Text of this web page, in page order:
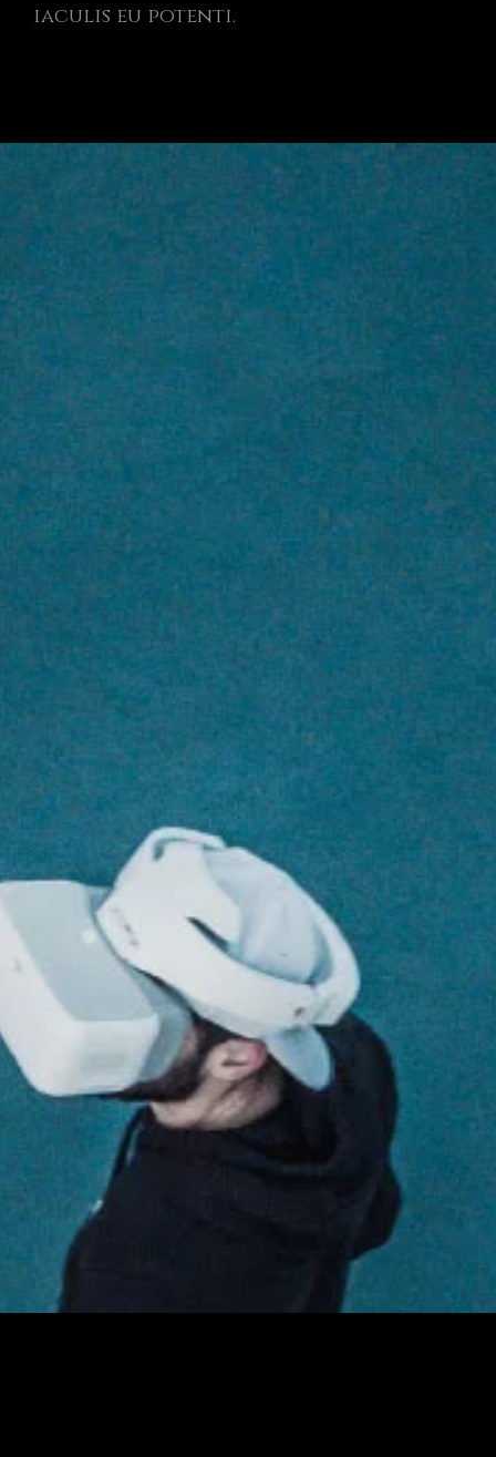
iaculis eu potenti.